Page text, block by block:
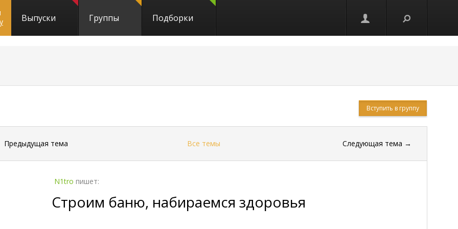
Выпуски Группы Подборки
Вступить в группу
Предыдущая тема Все темы Следующая тема →
N1tro пишет:
Строим баню, набираемся здоровья